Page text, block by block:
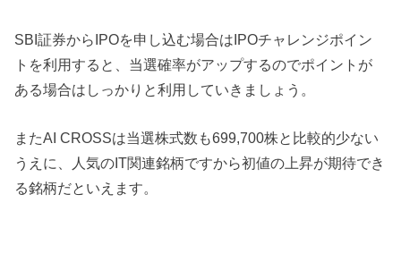
SBI証券からIPOを申し込む場合はIPOチャレンジポイン
トを利用すると、当選確率がアップするのでポイントが
ある場合はしっかりと利用していきましょう。
またAI CROSSは当選株式数も699,700株と比較的少ない
うえに、人気のIT関連銘柄ですから初値の上昇が期待でき
る銘柄だといえます。